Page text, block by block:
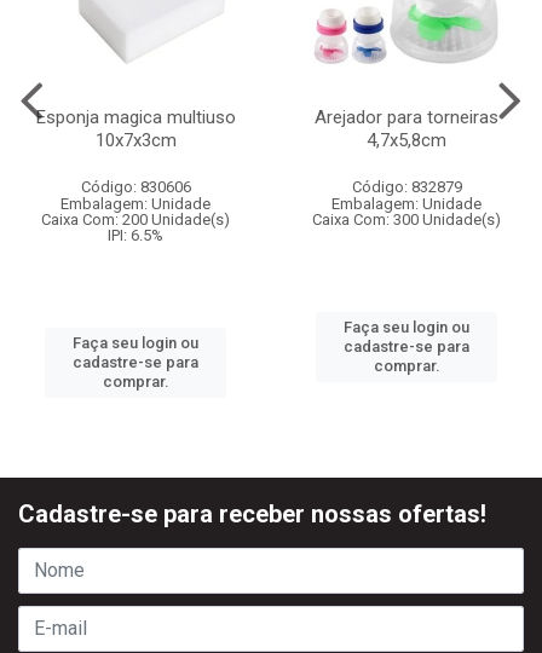
Esponja magica multiuso
10x7x3cm
Código: 830606
Embalagem: Unidade
Caixa Com: 200 Unidade(s)
IPI: 6.5%
Faça seu login ou
cadastre-se para
comprar.
Arejador para torneiras
4,7x5,8cm
Código: 832879
Embalagem: Unidade
Caixa Com: 300 Unidade(s)
Faça seu login ou
cadastre-se para
comprar.
Cadastre-se para receber nossas ofertas!